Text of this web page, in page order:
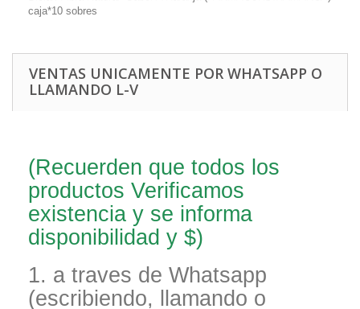
caja*10 sobres
VENTAS UNICAMENTE POR WHATSAPP O
LLAMANDO L-V
(Recuerden que todos los
productos Verificamos
existencia y se informa
disponibilidad y $)
1. a traves de Whatsapp
(escribiendo, llamando o